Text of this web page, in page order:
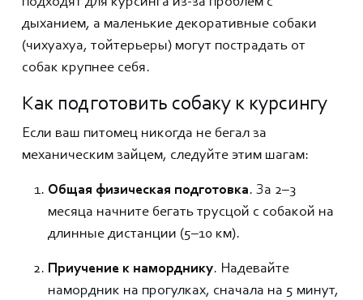
дыханием, а маленькие декоративные собаки
(чихуахуа, тойтерьеры) могут пострадать от
собак крупнее себя.
Как подготовить собаку к курсингу
Если ваш питомец никогда не бегал за
механическим зайцем, следуйте этим шагам:
Общая физическая подготовка. За 2–3
месяца начните бегать трусцой с собакой на
длинные дистанции (5–10 км).
Приучение к наморднику. Надевайте
намордник на прогулках, сначала на 5 минут,